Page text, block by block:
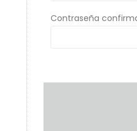
Contraseña